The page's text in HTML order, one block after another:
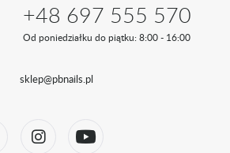
+48 697 555 570
Od poniedziałku do piątku: 8:00 - 16:00
sklep@pbnails.pl